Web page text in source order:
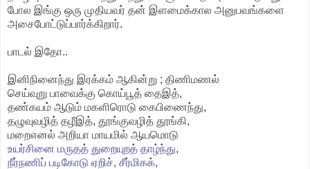
போல இங்கு ஒரு முதியவர் தன் இளமைக்கால அனுபவங்களை
அசைபோட்டுப்பார்க்கிறார்.
பாடல் இதோ..
இனிநினைந்து இரக்கம் ஆகின்று ; திணிமணல்
செய்வுறு பாவைக்கு கொய்பூத் தைஇத்,
தண்கயம் ஆடும் மகளிரொடு கைபிணைந்து,
தழுவுவழித் தழீஇத், தூங்குவழித் தூங்கி,
மறைஎனல் அறியா மாயமில் ஆயமொடு
உயர்சினை மருதத் துறையுறத் தாழ்ந்து,
நீர்நணிப் படிகோடு ஏறிச், சீர்மிகக்,